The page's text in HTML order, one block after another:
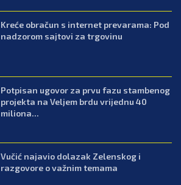
Kreće obračun s internet prevarama: Pod
nadzorom sajtovi za trgovinu
Potpisan ugovor za prvu fazu stambenog
projekta na Veljem brdu vrijednu 40
miliona...
Vučić najavio dolazak Zelenskog i
razgovore o važnim temama